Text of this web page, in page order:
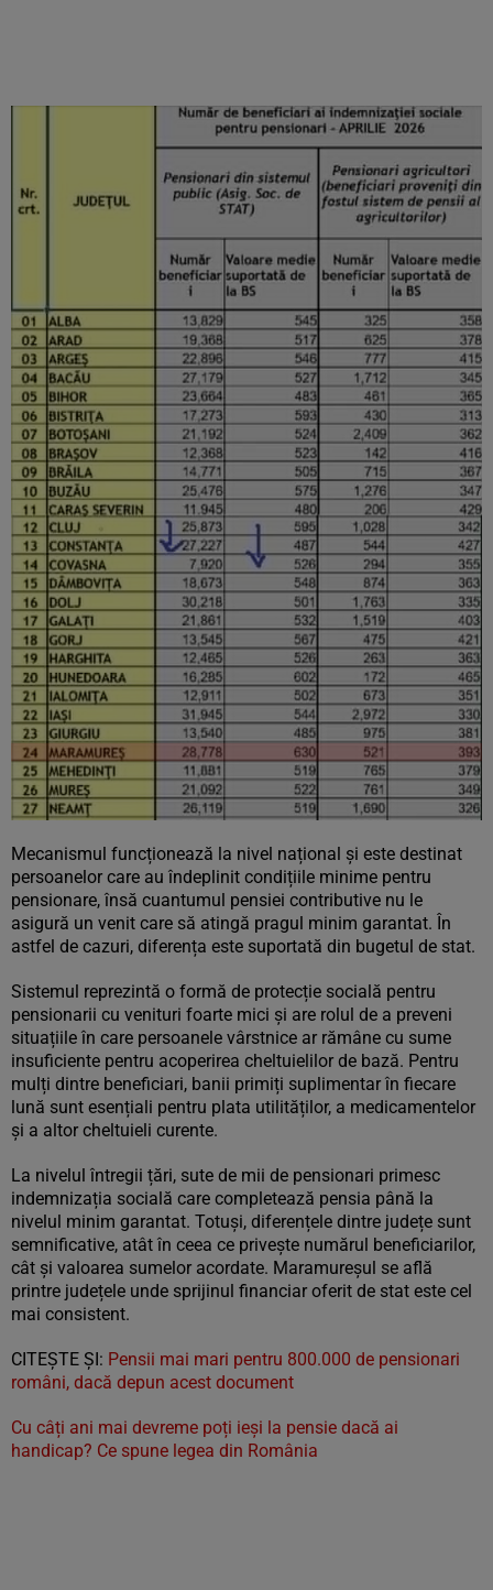
Mecanismul funcționează la nivel național și este destinat
persoanelor care au îndeplinit condițiile minime pentru
pensionare, însă cuantumul pensiei contributive nu le
asigură un venit care să atingă pragul minim garantat. În
astfel de cazuri, diferența este suportată din bugetul de stat.
Sistemul reprezintă o formă de protecție socială pentru
pensionarii cu venituri foarte mici și are rolul de a preveni
situațiile în care persoanele vârstnice ar rămâne cu sume
insuficiente pentru acoperirea cheltuielilor de bază. Pentru
mulți dintre beneficiari, banii primiți suplimentar în fiecare
lună sunt esențiali pentru plata utilităților, a medicamentelor
și a altor cheltuieli curente.
La nivelul întregii țări, sute de mii de pensionari primesc
indemnizația socială care completează pensia până la
nivelul minim garantat. Totuși, diferențele dintre județe sunt
semnificative, atât în ceea ce privește numărul beneficiarilor,
cât și valoarea sumelor acordate. Maramureșul se află
printre județele unde sprijinul financiar oferit de stat este cel
mai consistent.
CITEŞTE ŞI: Pensii mai mari pentru 800.000 de pensionari
români, dacă depun acest document
Cu câți ani mai devreme poți ieși la pensie dacă ai
handicap? Ce spune legea din România